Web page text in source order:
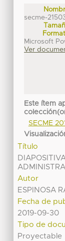
secme-
Microsoft
Ver
Este ítem
SECME
Título
Autor
ESPINOSA
Fecha de
2019-09-30
Tipo de
Proyectable